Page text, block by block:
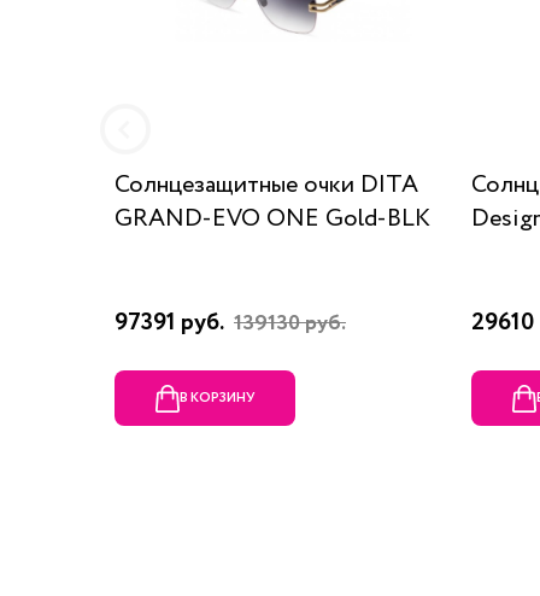
Солнцезащитные очки DITA
GRAND-EVO ONE Gold-BLK
97391 руб. 139130 руб.
В КОРЗИНУ